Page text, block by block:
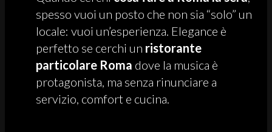
spesso vuoi un posto che non sia “solo” un
locale: vuoi un’esperienza. Elegance è
perfetto se cerchi un ristorante
particolare Roma dove la musica è
protagonista, ma senza rinunciare a
servizio, comfort e cucina.